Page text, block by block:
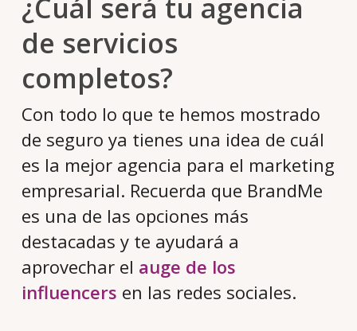
¿Cuál será tu agencia
de servicios
completos?
Con todo lo que te hemos mostrado
de seguro ya tienes una idea de cuál
es la mejor agencia para el marketing
empresarial. Recuerda que BrandMe
es una de las opciones más
destacadas y te ayudará a
aprovechar el auge de los
influencers en las redes sociales.